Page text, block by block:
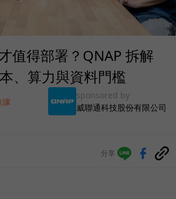
值得部署？QNAP 拆解
、算力與資料門檻
sponsored by
威聯通科技股份有限公司
分享